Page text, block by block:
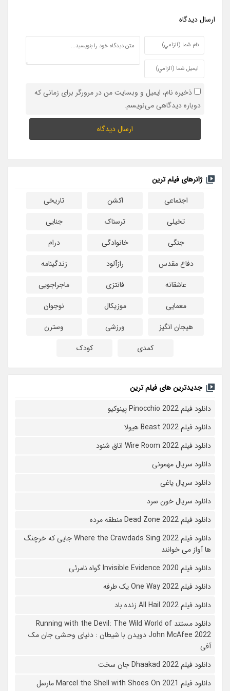
ارسال ديدگاه
ذخیره نام، ایمیل و وبسایت من در مرورگر برای زمانی که
دوباره دیدگاهی می‌نویسم.
ژانرهای فیلم ترین
اجتماعی
اکشن
تاریخی
تخیلی
ترسناک
جنایی
جنگی
خانوادگی
درام
دفاع مقدس
رازآلود
زندگینامه
عاشقانه
فانتزی
ماجراجویی
معمایی
موزیکال
نوجوان
هیجان انگیز
ورزشی
وسترن
کمدی
کودک
جدیدترین های فیلم ترین
دانلود فیلم Pinocchio 2022 پینوکیو
دانلود فیلم Beast 2022 هیولا
دانلود فیلم Wire Room 2022 اتاق شنود
دانلود سریال مهمونی
دانلود سریال یاغی
دانلود سریال خون سرد
دانلود فیلم 2022 Dead Zone منطقه مرده
دانلود فیلم Where the Crawdads Sing 2022 جایی که خرچنگ
ها آواز می خوانند
دانلود فیلم 2020 Invisible Evidence گواه نامرئی
دانلود فیلم One Way 2022 یک طرفه
دانلود فیلم All Hail 2022 زنده باد
دانلود مستند Running with the Devil: The Wild World of
John McAfee 2022 دویدن با شیطان : دنیای وحشی جان مک
آفی
دانلود فیلم Dhaakad 2022 جان سخت
دانلود فیلم Marcel the Shell with Shoes On 2021 مارسل